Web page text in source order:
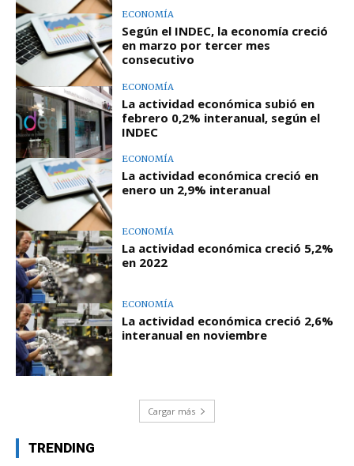
ECONOMÍA
Según el INDEC, la economía creció
en marzo por tercer mes
consecutivo
ECONOMÍA
La actividad económica subió en
febrero 0,2% interanual, según el
INDEC
ECONOMÍA
La actividad económica creció en
enero un 2,9% interanual
ECONOMÍA
La actividad económica creció 5,2%
en 2022
ECONOMÍA
La actividad económica creció 2,6%
interanual en noviembre
Cargar más
TRENDING